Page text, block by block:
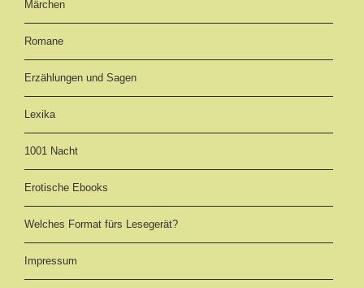
Märchen
Romane
Erzählungen und Sagen
Lexika
1001 Nacht
Erotische Ebooks
Welches Format fürs Lesegerät?
Impressum